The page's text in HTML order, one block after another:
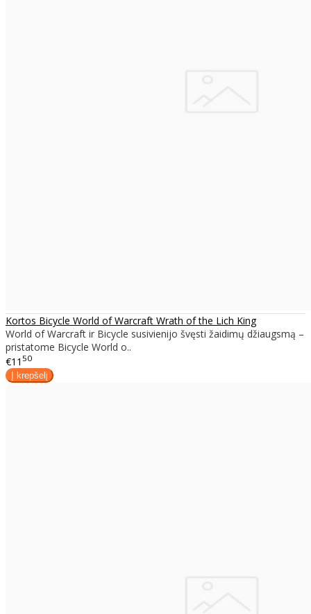
Kortos Bicycle World of Warcraft Wrath of the Lich King
World of Warcraft ir Bicycle susivienijo švęsti žaidimų džiaugsmą –
pristatome Bicycle World o..
€11 50